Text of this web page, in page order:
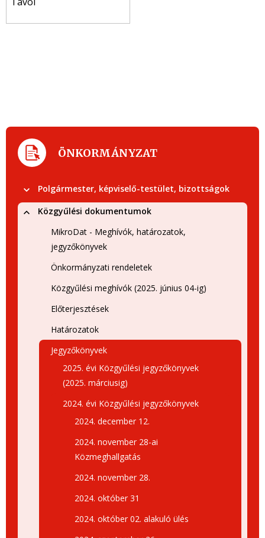
ÖNKORMÁNYZAT
Polgármester, képviselő-testület, bizottságok
Közgyűlési dokumentumok
MikroDat - Meghívók, határozatok,
jegyzőkönyvek
Önkormányzati rendeletek
Közgyűlési meghívók (2025. június 04-ig)
Előterjesztések
Határozatok
Jegyzőkönyvek
2025. évi Közgyűlési jegyzőkönyvek
(2025. márciusig)
2024. évi Közgyűlési jegyzőkönyvek
2024. december 12.
2024. november 28-ai
Közmeghallgatás
2024. november 28.
2024. október 31
2024. október 02. alakuló ülés